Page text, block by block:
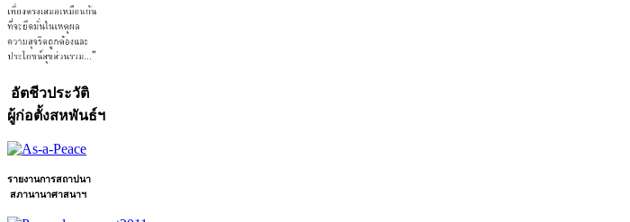
อัตชีวประวัติ
ผู้ก่อตั้งสหพันธ์ฯ
รายงานการสถาปนา
สภานานาศาสนาฯ